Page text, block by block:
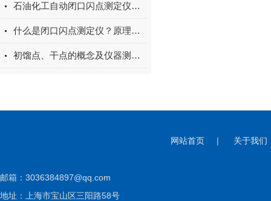
石油化工自动闭口闪点测定仪操作说明
什么是闭口闪点测定仪？原理是什么？
初馏点、干点的概念及仪器测定的仪器技术参数
网站首页 | 关于我们
邮箱： 3036384897@qq.com
地址：上海市宝山区三阳路58号